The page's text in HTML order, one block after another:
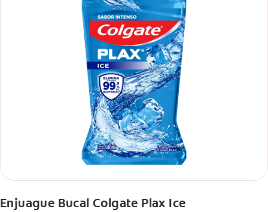
Enjuague Bucal Colgate Plax Ice